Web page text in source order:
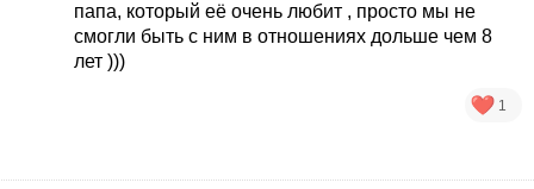
папа, который её очень любит , просто мы не
смогли быть с ним в отношениях дольше чем 8
лет )))
1